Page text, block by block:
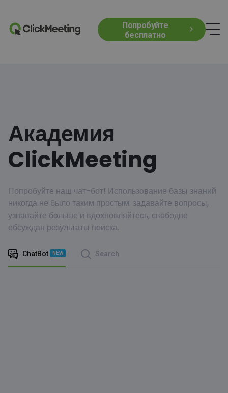
Попробуйте
бесплатно
Академия
ClickMeeting
Попробуйте наш чат-бот! Использование базы знаний
никогда не было таким простым: задавайте вопросы,
узнавайте больше и вдохновляйтесь, свободно
обсуждая результаты поиска.
ChatBot NEW Search